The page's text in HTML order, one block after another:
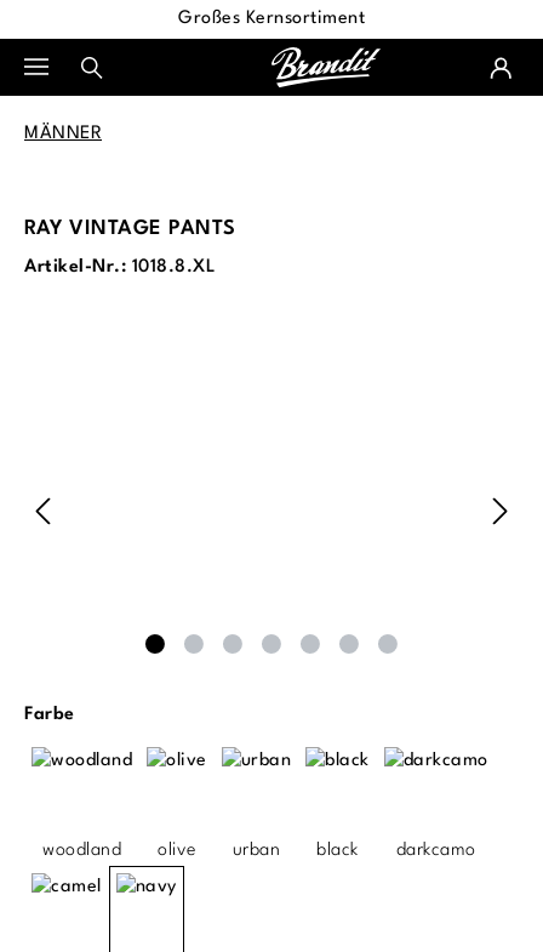
Großes Kernsortiment
MÄNNER
RAY VINTAGE PANTS
Artikel-Nr.: 1018.8.XL
Farbeauswählen
woodland olive urban black darkcamo